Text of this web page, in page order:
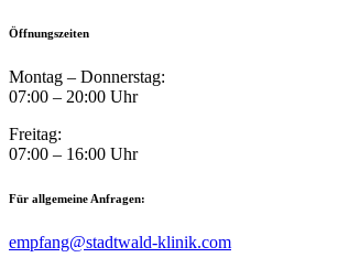
Öffnungszeiten
Montag – Donnerstag:
07:00 – 20:00 Uhr
Freitag:
07:00 – 16:00 Uhr
Für allgemeine Anfragen:
empfang@stadtwald-klinik.com